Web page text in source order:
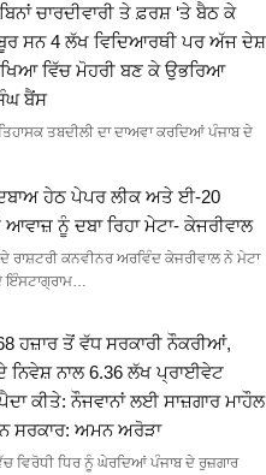
ਚਾਰਦੀਵਾਰੀ ਤੇ ਫ਼ਰਸ਼ ‘ਤੇ ਬੈਠ ਕੇ
ਸਨ 4 ਲੱਖ ਵਿਦਿਆਰਥੀ ਪਰ ਅੱਜ ਦੇਸ਼
ਵਿੱਚ ਮੋਹਰੀ ਬਣ ਕੇ ਉਭਰਿਆ
ਬੈਂਸ
ਤਬਦੀਲੀ ਦਾ ਦਾਅਵਾ ਕਰਦਿਆਂ ਪੰਜਾਬ ਦੇ
ਹੇਠ ਪੇਪਰ ਲੀਕ ਅਤੇ ਈ-20
ਨੂੰ ਦਬਾ ਰਿਹਾ ਮੇਟਾ- ਕੇਜਰੀਵਾਲ
ਕਨਵੀਨਰ ਅਰਵਿੰਦ ਕੇਜਰੀਵਾਲ ਨੇ ਮੇਟਾ
ਇੰਸਟਾਗ੍ਰਾਮ…
ਹਜ਼ਾਰ ਤੋਂ ਵੱਧ ਸਰਕਾਰੀ ਨੌਕਰੀਆਂ,
ਨਿਵੇਸ਼ ਨਾਲ 6.36 ਲੱਖ ਪ੍ਰਾਈਵੇਟ
ਕੀਤੇ: ਨੌਜਵਾਨਾਂ ਲਈ ਸਾਜ਼ਗਾਰ ਮਾਹੌਲ
ਸਰਕਾਰ: ਅਮਨ ਅਰੋੜਾ
ਵਿਰੋਧੀ ਧਿਰ ਨੂੰ ਘੇਰਦਿਆਂ ਪੰਜਾਬ ਦੇ ਰੁਜ਼ਗਾਰ